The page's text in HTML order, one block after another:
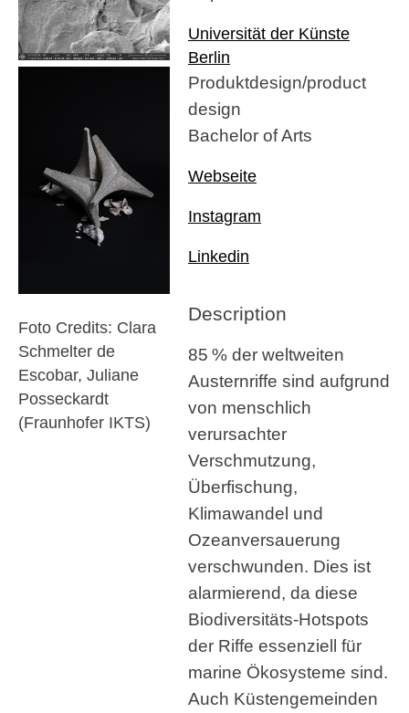
Foto Credits: Clara
Schmelter de
Escobar, Juliane
Posseckardt
(Fraunhofer IKTS)
Universität der Künste
Berlin
Produktdesign/product
design
Bachelor of Arts
Webseite
Instagram
Linkedin
Description
85 % der weltweiten
Austernriffe sind aufgrund
von menschlich
verursachter
Verschmutzung,
Überfischung,
Klimawandel und
Ozeanversauerung
verschwunden. Dies ist
alarmierend, da diese
Biodiversitäts-Hotspots
der Riffe essenziell für
marine Ökosysteme sind.
Auch Küstengemeinden